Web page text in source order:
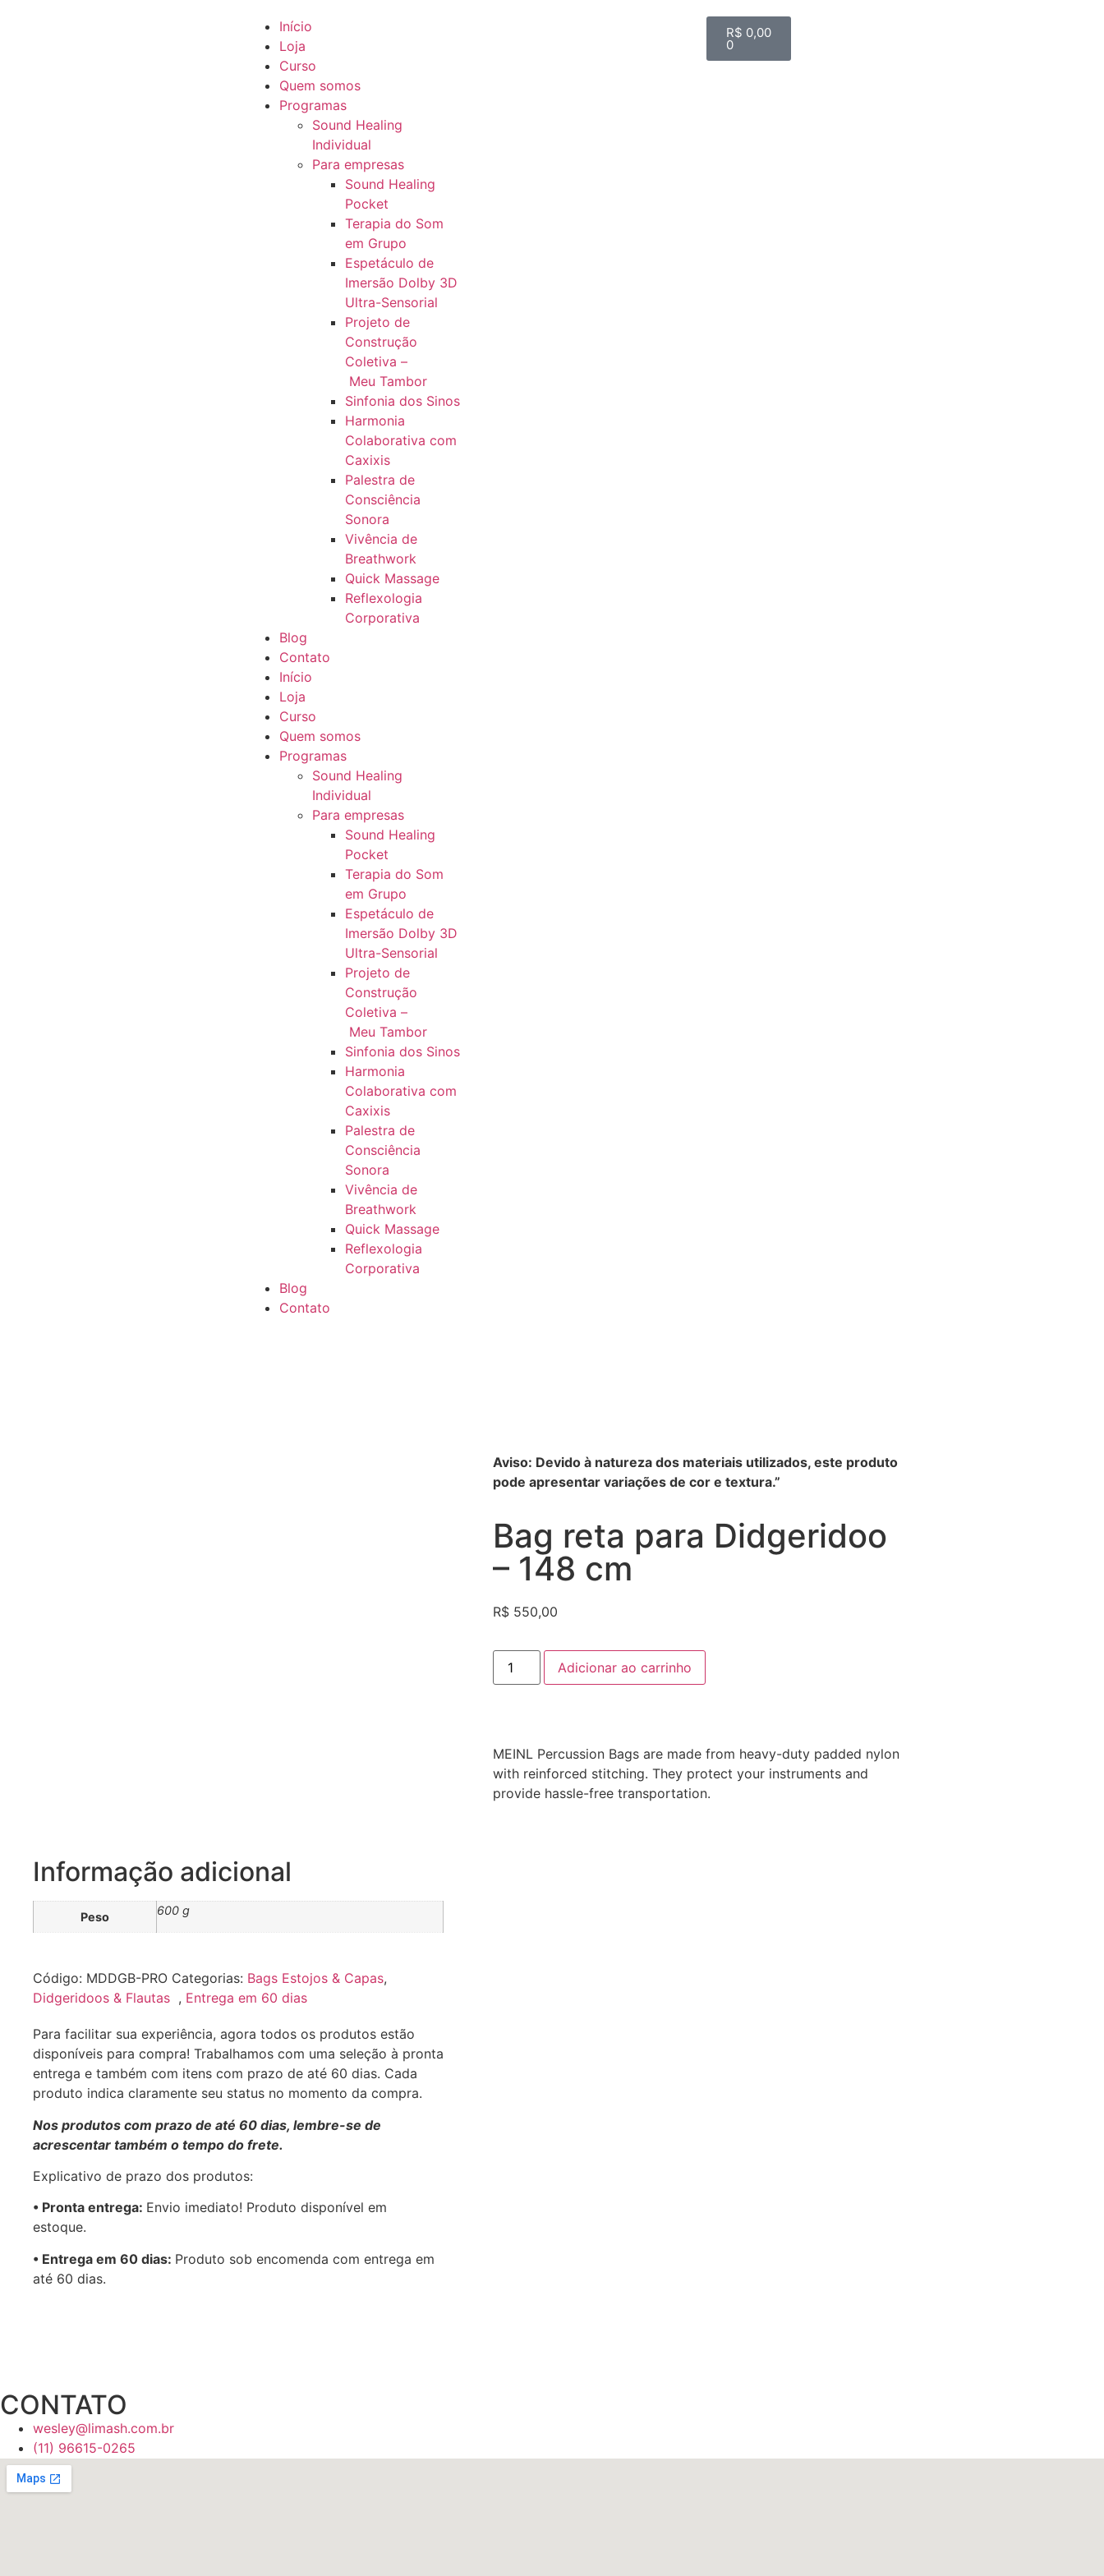
Início
Loja
Curso
Quem somos
Programas
Sound Healing
Individual
Para empresas
Sound Healing
Pocket
Terapia do Som
em Grupo
Espetáculo de
Imersão Dolby 3D
Ultra-Sensorial
Projeto de
Construção
Coletiva –
Meu Tambor
Sinfonia dos Sinos
Harmonia
Colaborativa com
Caxixis
Palestra de
Consciência
Sonora
Vivência de
Breathwork
Quick Massage
Reflexologia
Corporativa
Blog
Contato
Início
Loja
Curso
Quem somos
Programas
Sound Healing
Individual
Para empresas
Sound Healing
Pocket
Terapia do Som
em Grupo
Espetáculo de
Imersão Dolby 3D
Ultra-Sensorial
Projeto de
Construção
Coletiva –
Meu Tambor
Sinfonia dos Sinos
Harmonia
Colaborativa com
Caxixis
Palestra de
Consciência
Sonora
Vivência de
Breathwork
Quick Massage
Reflexologia
Corporativa
Blog
Contato
R$ 0,00
0
Informação adicional
Peso 600 g
Código: MDDGB-PRO Categorias: Bags Estojos & Capas,
Didgeridoos & Flautas , Entrega em 60 dias
Para facilitar sua experiência, agora todos os produtos estão
disponíveis para compra! Trabalhamos com uma seleção à pronta
entrega e também com itens com prazo de até 60 dias. Cada
produto indica claramente seu status no momento da compra.
Nos produtos com prazo de até 60 dias, lembre-se de
acrescentar também o tempo do frete.
Explicativo de prazo dos produtos:
•⁠ ⁠Pronta entrega: Envio imediato! Produto disponível em
estoque.
•⁠ Entrega em 60 dias: Produto sob encomenda com entrega em
até 60 dias.
Aviso: Devido à natureza dos materiais utilizados, este produto
pode apresentar variações de cor e textura.”
Bag reta para Didgeridoo
– 148 cm
R$ 550,00
Adicionar ao carrinho
MEINL Percussion Bags are made from heavy-duty padded nylon
with reinforced stitching. They protect your instruments and
provide hassle-free transportation.
CONTATO
wesley@limash.com.br
(11) 96615-0265